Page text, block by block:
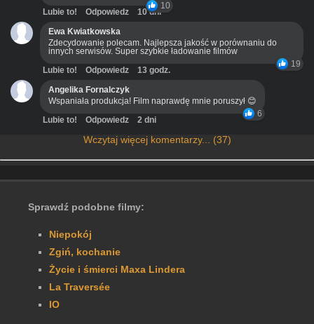
10
Lubie to! Odpowiedz
10 dni
Ewa Kwiatkowska
Zdecydowanie polecam. Najlepsza jakość w porównaniu do
innych serwisów. Super szybkie ładowanie filmów
19
Lubie to! Odpowiedz
13 godz.
Angelika Fornalczyk
Wspaniała produkcja! Film naprawdę mnie poruszył 😊
6
Lubie to! Odpowiedz 2 dni
Wczytaj więcej komentarzy... (37)
Sprawdź podobne filmy:
Niepokój
Zgiń, kochanie
Życie i śmierci Maxa Lindera
La Traversée
IO